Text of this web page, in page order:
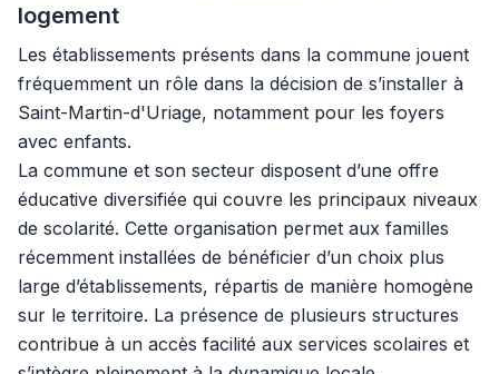
logement
Les établissements présents dans la commune jouent
fréquemment un rôle dans la décision de s’installer à
Saint-Martin-d'Uriage, notamment pour les foyers
avec enfants.
La commune et son secteur disposent d’une offre
éducative diversifiée qui couvre les principaux niveaux
de scolarité. Cette organisation permet aux familles
récemment installées de bénéficier d’un choix plus
large d’établissements, répartis de manière homogène
sur le territoire. La présence de plusieurs structures
contribue à un accès facilité aux services scolaires et